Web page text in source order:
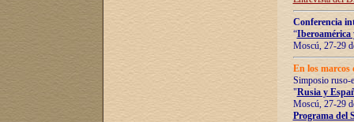
Conferencia
“Iberoamérica
Moscú, 27-29
En los marcos
Simposio ruso-
"Rusia y
Moscú, 27-29
Programa del